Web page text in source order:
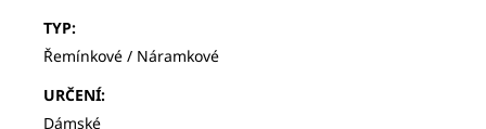
TYP:
Řemínkové / Náramkové
URČENÍ:
Dámské